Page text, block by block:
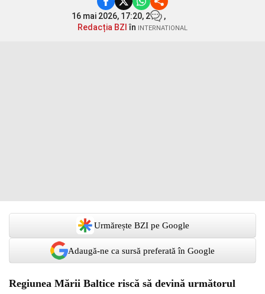
16 mai 2026, 17:20, 2
,
Redacția BZI în INTERNATIONAL
Urmărește BZI pe Google
Adaugă-ne ca sursă preferată în Google
Regiunea Mării Baltice riscă să devină următorul